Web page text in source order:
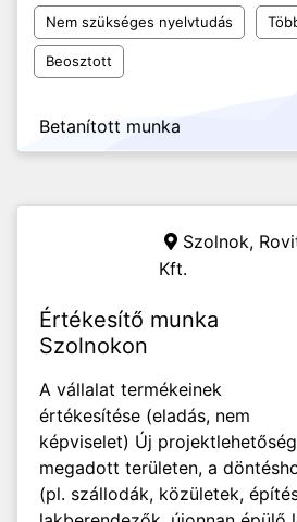
Nem szükséges nyelvtudás
Beosztott
Betanított munka
Szolnok,
Kft.
Értékesítő munka
Szolnokon
A vállalat termékeinek
értékesítése (eladás, nem
képviselet) Új
megadott területen, a
(pl. szállodák, közületek,